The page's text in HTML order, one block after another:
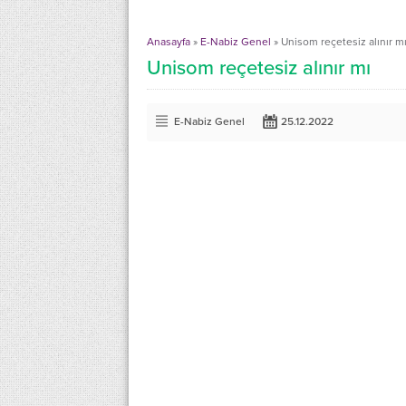
Anasayfa » E-Nabiz Genel » Unisom reçetesiz alınır mı
Unisom reçetesiz alınır mı
E-Nabiz Genel 25.12.2022